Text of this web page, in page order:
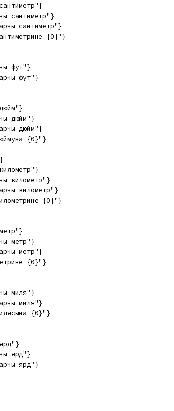
сантиметр"}
сантиметр"}
{0}"}
фут"}
фут"}
дюйм"}
дюйм"}
{0}"}
километр"}
километр"}
{0}"}
метр"}
метр"}
{0}"}
миля"}
миля"}
{0}"}
ярд"}
ярд"}